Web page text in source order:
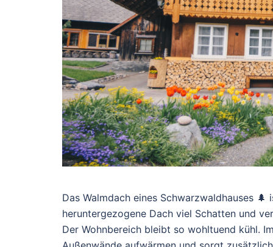
Das Walmdach eines Schwarzwaldhauses
heruntergezogene Dach viel Schatten und
Der Wohnbereich bleibt so wohltuend kühl.